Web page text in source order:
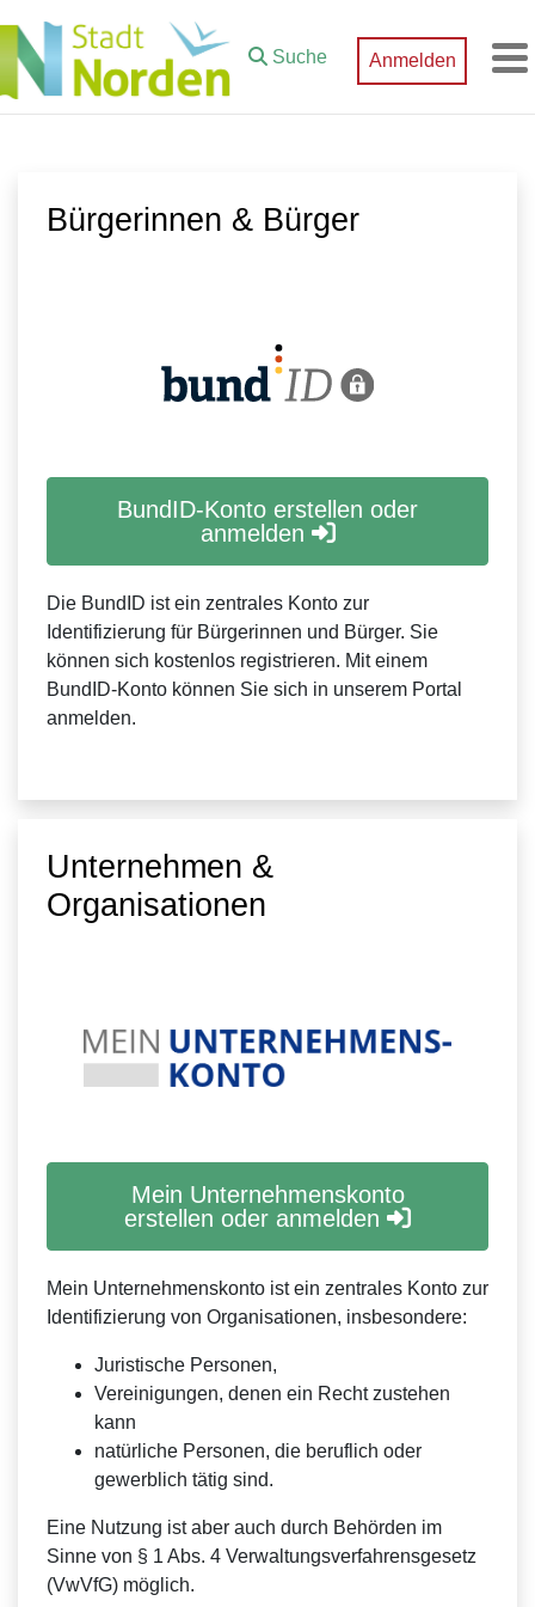
Zum Hauptinhalt springen
Suche
Anmelden
Bürgerinnen & Bürger
BundID-Konto erstellen oder
anmelden
Die BundID ist ein zentrales Konto zur
Identifizierung für Bürgerinnen und Bürger. Sie
können sich kostenlos registrieren. Mit einem
BundID-Konto können Sie sich in unserem Portal
anmelden.
Unternehmen &
Organisationen
Mein Unternehmenskonto
erstellen oder anmelden
Mein Unternehmenskonto ist ein zentrales Konto zur
Identifizierung von Organisationen, insbesondere:
Juristische Personen,
Vereinigungen, denen ein Recht zustehen
kann
natürliche Personen, die beruflich oder
gewerblich tätig sind.
Eine Nutzung ist aber auch durch Behörden im
Sinne von § 1 Abs. 4 Verwaltungsverfahrensgesetz
(VwVfG) möglich.